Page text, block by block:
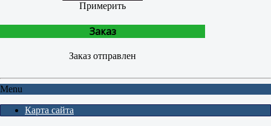
Примерить
Заказ
Заказ отправлен
Menu
Карта сайта